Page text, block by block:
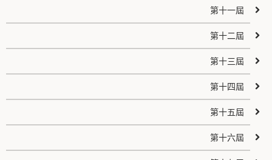
第十一屆
第十二屆
第十三屆
第十四屆
第十五屆
第十六屆